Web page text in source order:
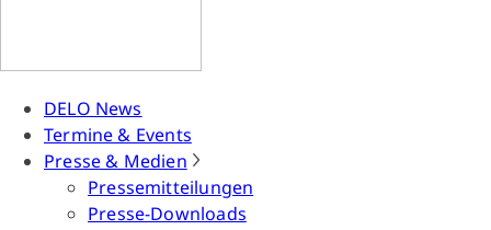
DELO News
Termine & Events
Presse & Medien
Pressemitteilungen
Presse-Downloads